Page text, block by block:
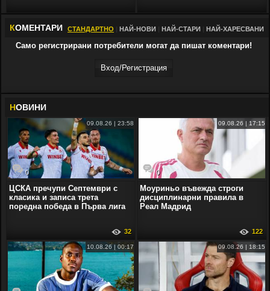
КОМЕНТАРИ СТАНДАРТНО НАЙ-НОВИ НАЙ-СТАРИ НАЙ-ХАРЕСВАНИ
Само регистрирани потребители могат да пишат коментари!
Вход/Регистрaция
НОВИНИ
0
09.08.26 | 23:58
ЦСКА пречупи Септември с
класика и записа трета
поредна победа в Първа лига
32
0
09.08.26 | 17:15
Моуриньо въвежда строги
дисциплинарни правила в
Реал Мадрид
122
10.08.26 | 00:17 09.08.26 | 18:15